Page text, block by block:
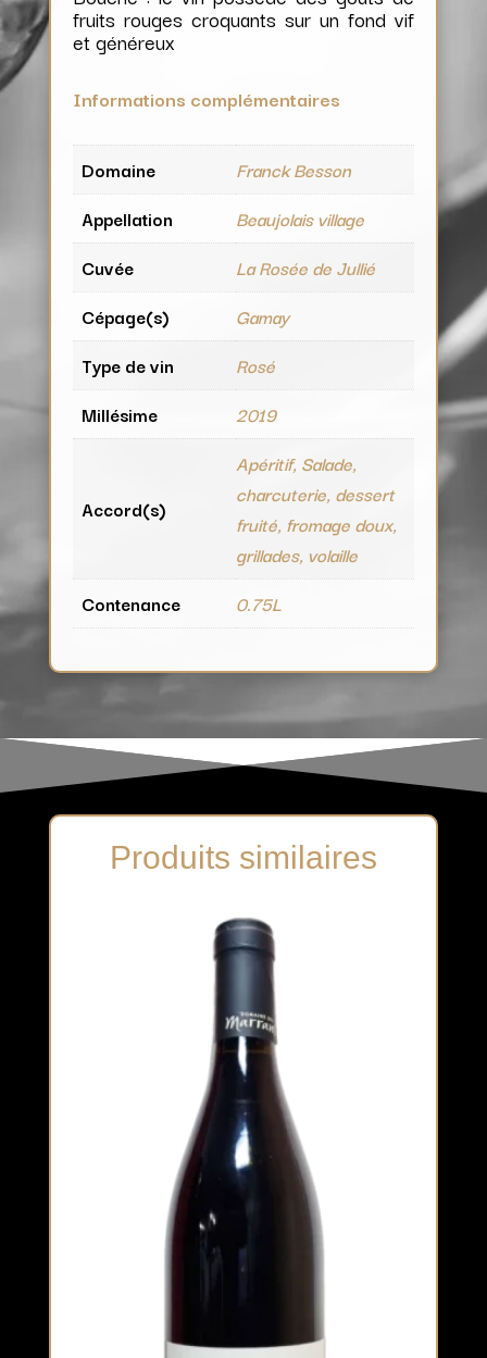
fruits rouges croquants sur un fond vif
et généreux
Informations complémentaires
Domaine
Franck Besson
Appellation
Beaujolais village
Cuvée
La Rosée de Jullié
Cépage(s)
Gamay
Type de vin
Rosé
Millésime
2019
Accord(s)
Apéritif, Salade,
charcuterie, dessert
fruité, fromage doux,
grillades, volaille
Contenance
0.75L
Produits similaires